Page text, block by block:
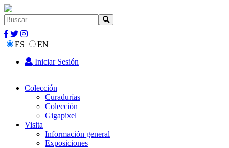
ES
EN
Iniciar Sesión
Colección
Curadurías
Colección
Gigapixel
Visita
Información general
Exposiciones